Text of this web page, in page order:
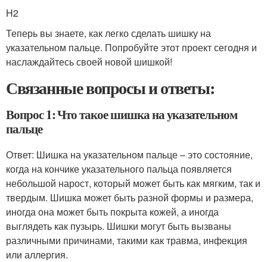
H2
Теперь вы знаете, как легко сделать шишку на
указательном пальце. Попробуйте этот проект сегодня и
наслаждайтесь своей новой шишкой!
Связанные вопросы и ответы:
Вопрос 1: Что такое шишка на указательном
пальце
Ответ: Шишка на указательном пальце – это состояние,
когда на кончике указательного пальца появляется
небольшой нарост, который может быть как мягким, так и
твердым. Шишка может быть разной формы и размера,
иногда она может быть покрыта кожей, а иногда
выглядеть как пузырь. Шишки могут быть вызваны
различными причинами, такими как травма, инфекция
или аллергия.